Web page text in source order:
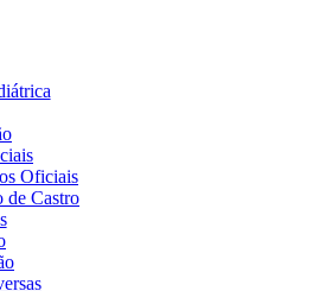
Oficiais
de Castro